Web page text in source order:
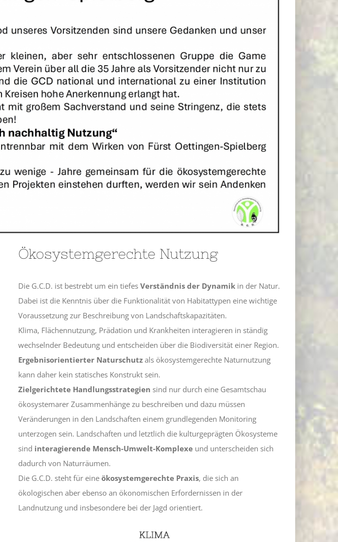
Ökosystemgerechte Nutzung
Die G.C.D. ist bestrebt um ein tiefesVerständnis der Dynamik in der Natur.
Dabei ist die Kenntnis über die Funktionalität von Habitattypen eine wichtige
Voraussetzung zur Beschreibung von Landschaftskapazitäten.
Klima, Flächennutzung, Prädation und Krankheiten interagieren in ständig
wechselnder Bedeutung und entscheiden über die Biodiversität einer Region.
Ergebnisorientierter Naturschutz als ökosystemgerechte Naturnutzung
kann daher kein statisches Konstrukt sein.
Zielgerichtete Handlungsstrategien sind nur durch eine Gesamtschau
ökosystemarer Zusammenhänge zu beschreiben und dazu müssen
Veränderungen in den Landschaften einem grundlegenden Monitoring
unterzogen sein. Landschaften und letztlich die kulturgeprägten Ökosysteme
sind interagierende Mensch-Umwelt-Komplexe und unterscheiden sich
dadurch von Naturräumen.
Die G.C.D. steht für eineökosystemgerechte Praxis, die sich an
ökologischen aber ebenso an ökonomischen Erfordernissen in der
Landnutzung und insbesondere bei der Jagd orientiert.